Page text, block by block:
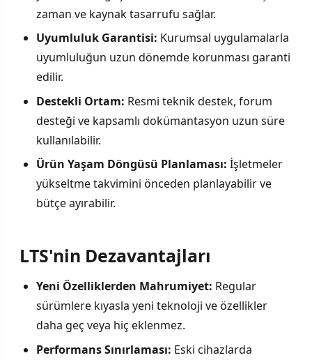
zaman ve kaynak tasarrufu sağlar.
Uyumluluk Garantisi: Kurumsal uygulamalarla
uyumluluğun uzun dönemde korunması garanti
edilir.
Destekli Ortam: Resmi teknik destek, forum
desteği ve kapsamlı dokümantasyon uzun süre
kullanılabilir.
Ürün Yaşam Döngüsü Planlaması: İşletmeler
yükseltme takvimini önceden planlayabilir ve
bütçe ayırabilir.
LTS'nin Dezavantajları
Yeni Özelliklerden Mahrumiyet: Regular
sürümlere kıyasla yeni teknoloji ve özellikler
daha geç veya hiç eklenmez.
Performans Sınırlaması: Eski cihazlarda